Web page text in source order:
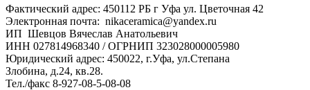
Фактический адрес: 450112 РБ г Уфа ул. Цветочная 42
Электронная почта: nikaceramica@yandex.ru
ИП Шевцов Вячеслав Анатольевич
ИНН 027814968340 / ОГРНИП 323028000005980
Юридический адрес: 450022, г.Уфа, ул.Степана
Злобина, д.24, кв.28.
Тел./факс 8-927-08-5-08-08